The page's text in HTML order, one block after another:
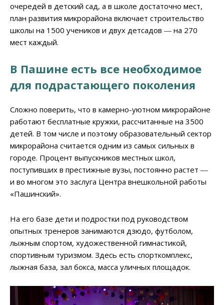
очередей в детский сад, а в школе достаточно мест,
план развития микрорайона включает строительство
школы на 1500 учеников и двух детсадов ― на 270
мест каждый.
В Пашине есть все необходимое
для подрастающего поколения
Сложно поверить, что в камерно-уютном микрорайоне
работают бесплатные кружки, рассчитанные на 3500
детей. В том числе и поэтому образовательный сектор
микрорайона считается одним из самых сильных в
городе. Процент выпускников местных школ,
поступивших в престижные вузы, постоянно растет ―
и во многом это заслуга Центра внешкольной работы
«Пашинский».
На его базе дети и подростки под руководством
опытных тренеров занимаются дзюдо, футболом,
лыжным спортом, художественной гимнастикой,
спортивным туризмом. Здесь есть спорткомплекс,
лыжная база, зал бокса, масса уличных площадок.